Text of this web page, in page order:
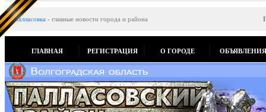
Палласовка - главные новости города и района
ГЛАВНАЯ РЕГИСТРАЦИЯ О ГОРОДЕ ОБЪЯВЛЕНИЯ